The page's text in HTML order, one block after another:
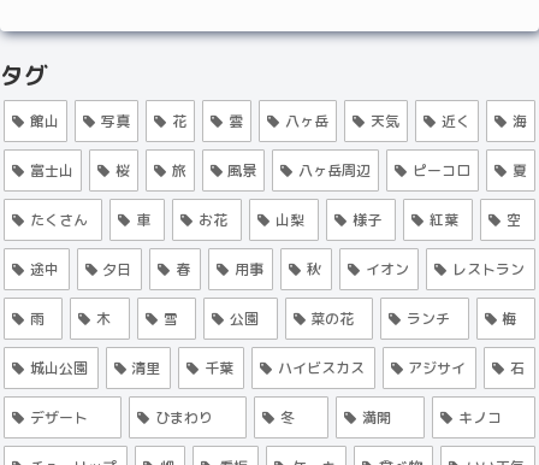
タグ
館山 写真 花 雲 八ヶ岳 天気 近く 海
富士山 桜 旅 風景 八ヶ岳周辺 ピーコロ 夏
たくさん 車 お花 山梨 様子 紅葉 空
途中 夕日 春 用事 秋 イオン レストラン
雨 木 雪 公園 菜の花 ランチ 梅
城山公園 清里 千葉 ハイビスカス アジサイ 石
デザート ひまわり 冬 満開 キノコ